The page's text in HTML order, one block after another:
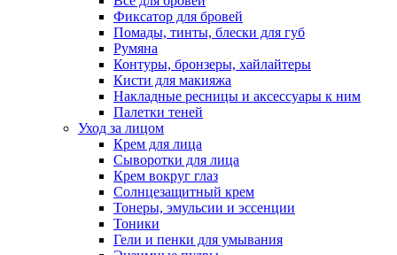
Фиксатор для бровей
Помады, тинты, блески для губ
Румяна
Контуры, бронзеры, хайлайтеры
Кисти для макияжа
Накладные ресницы и аксессуары к ним
Палетки теней
Уход за лицом
Крем для лица
Сыворотки для лица
Крем вокруг глаз
Солнцезащитный крем
Тонеры, эмульсии и эссенции
Тоники
Гели и пенки для умывания